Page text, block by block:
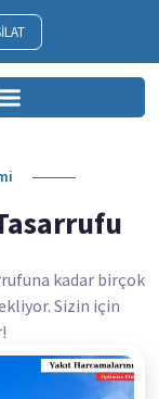
kadar birçok
Sizin için